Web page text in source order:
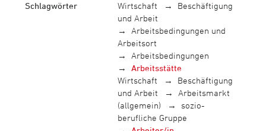
Schlagwörter
Wirtschaft
Beschäftigung
und Arbeit
Arbeitsbedingungen und
Arbeitsort
Arbeitsbedingungen
Arbeitsstätte
Wirtschaft
Beschäftigung
und Arbeit
Arbeitsmarkt
(allgemein)
sozio-
berufliche Gruppe